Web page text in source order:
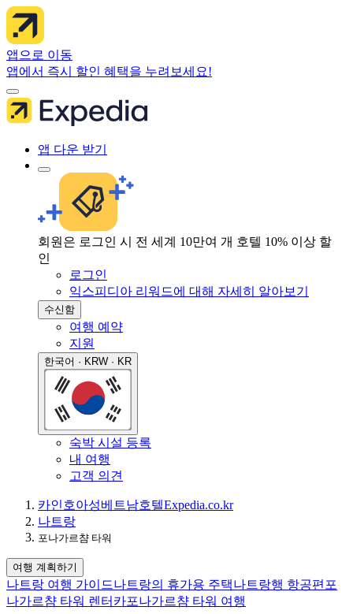
앱으로 이동
앱에서 즉시 할인 혜택을 누려보세요!
앱 다운 받기
회원은 로그인 시 전 세계 10만여 개 호텔 10% 이상 할
인
로그인
익스피디아 리워드에 대해 자세히 알아보기
수신함
여행 예약
지원
한국어 · KRW · KR
숙박 시설 등록
내 여행
고객 의견
카인호아성베트남호텔Expedia.co.kr
나트랑
포나가르챰 타워
여행 계획하기
나트랑 여행 가이드나트랑의 휴가용 주택나트랑행 항공편 포
나가르챰 타워 렌터카포나가르챰 타워 여행